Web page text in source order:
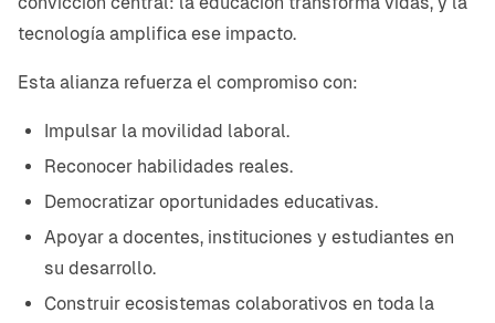
tecnología amplifica ese impacto.
Esta alianza refuerza el compromiso con:
Impulsar la movilidad laboral.
Reconocer habilidades reales.
Democratizar oportunidades educativas.
Apoyar a docentes, instituciones y estudiantes en
su desarrollo.
Construir ecosistemas colaborativos en toda la